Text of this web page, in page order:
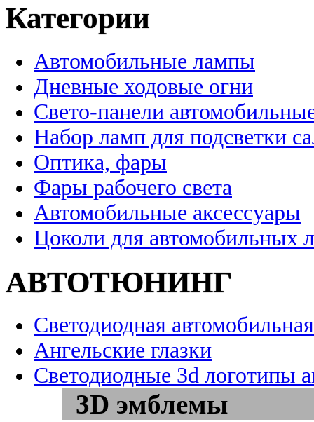
Категории
Автомобильные лампы
Дневные ходовые огни
Свето-панели
Набор ламп для подсветки
Оптика, фары
Фары рабочего света
Автомобильные аксессуары
Цоколи для автомобильных
АВТОТЮНИНГ
Светодиодная
Ангельские глазки
Светодиодные 3d логотипы
3D эмблемы